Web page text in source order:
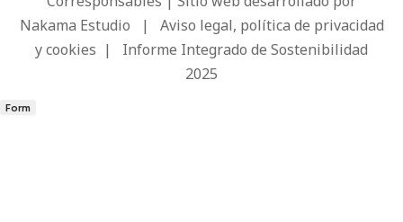
Nakama Estudio | Aviso legal, política de privacidad
y cookies | Informe Integrado de Sostenibilidad
2025
Form